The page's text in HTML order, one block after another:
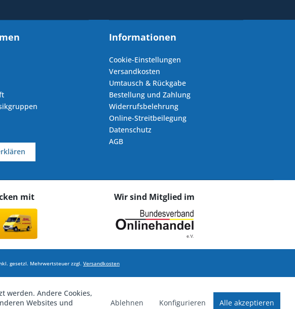
Informationen
Cookie-Einstellungen
Versandkosten
Umtausch & Rückgabe
Bestellung und Zahlung
Widerrufsbelehrung
Online-Streitbeilegung
Datenschutz
AGB
mit Wir sind Mitglied im
gesetzl. Mehrwertsteuer zzgl. Versandkosten
werden. Andere Cookies,
Websites und
Ablehnen Konfigurieren Alle akzeptieren